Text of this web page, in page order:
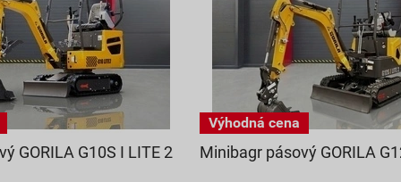
GORILA G10S I LITE 2 Minibagr pásový GORILA